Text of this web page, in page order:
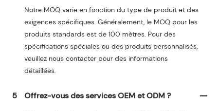
Notre MOQ varie en fonction du type de produit et des
exigences spécifiques. Généralement, le MOQ pour les
produits standards est de 100 mètres. Pour des
spécifications spéciales ou des produits personnalisés,
veuillez nous contacter pour des informations
détaillées.
5 Offrez-vous des services OEM et ODM ?